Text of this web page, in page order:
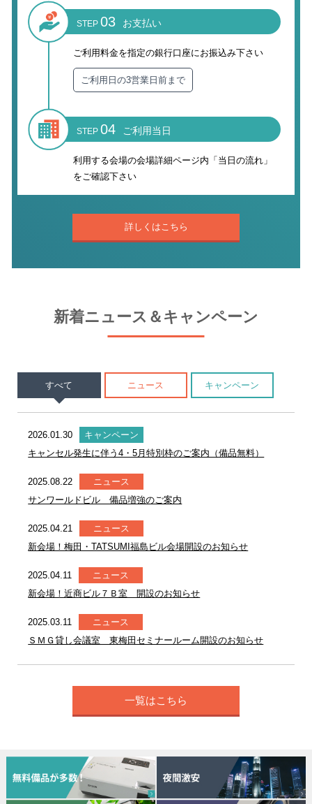
STEP 03 お支払い
ご利用料金を指定の銀行口座にお振込み下さい
ご利用日の3営業日前まで
STEP 04 ご利用当日
利用する会場の会場詳細ページ内 「当日の流れ」
をご確認下さい
詳しくはこちら
新着ニュース＆キャンペーン
すべて ニュース キャンペーン
2026.01.30
キャンペーン
キャンセル発生に伴う4・5月特別枠のご案内（備品無料）
2025.08.22
ニュース
サンワールドビル 備品増強のご案内
2025.04.21
ニュース
新会場！梅田・TATSUMI福島ビル会場開設のお知らせ
2025.04.11
ニュース
新会場！近商ビル７Ｂ室 開設のお知らせ
2025.03.11
ニュース
ＳＭＧ貸し会議室 東梅田セミナールーム開設のお知らせ
一覧はこちら